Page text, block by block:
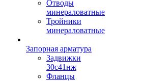
Отводы
минераловатные
Тройники
минераловатные
Запорная арматура
Задвижки
30с41нж
Фланцы